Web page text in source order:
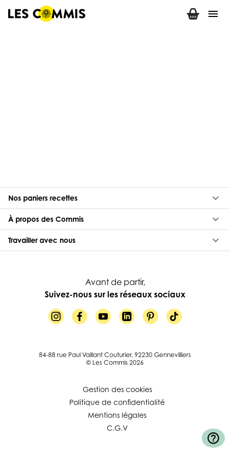
menu
Nos paniers recettes keyboard_arrow_down
À propos des Commis keyboard_arrow_down
Travailler avec nous keyboard_arrow_down
Avant de partir,
Suivez-nous sur les réseaux sociaux
84-88 rue Paul Vaillant Couturier, 92230 Gennevilliers
© Les Commis 2026
Gestion des cookies
Politique de confidentialité
Mentions légales
C.G.V
help_outline